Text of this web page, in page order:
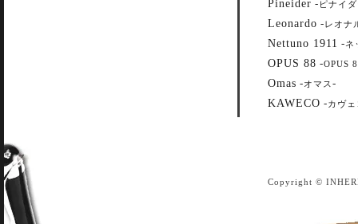
Pineider - ピナイ
Leonardo -レオナ
Nettuno 1911 -ネ
OPUS 88 -OPUS
Omas -オマス -
KAWECO -カヴェ
Copyright ©